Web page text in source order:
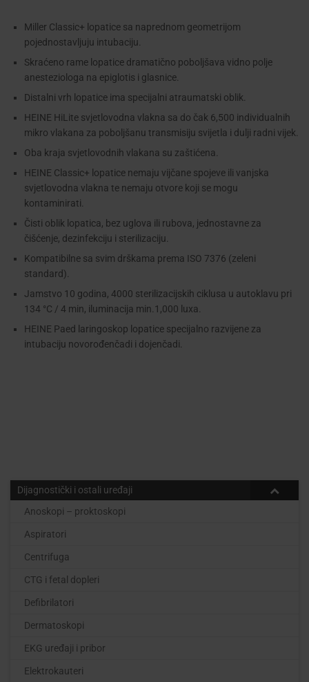
Miller Classic+ lopatice sa naprednom geometrijom
pojednostavljuju intubaciju.
Skraćeno rame lopatice dramatično poboljšava vidno polje
anesteziologa na epiglotis i glasnice.
Distalni vrh lopatice ima specijalni atraumatski oblik.
HEINE HiLite svjetlovodna vlakna sa do čak 6,500 individualnih
mikro vlakana za poboljšanu transmisiju svijetla i dulji radni vijek.
Oba kraja svjetlovodnih vlakana su zaštićena.
HEINE Classic+ lopatice nemaju vijčane spojeve ili vanjska
svjetlovodna vlakna te nemaju otvore koji se mogu
kontaminirati.
Čisti oblik lopatica, bez uglova ili rubova, jednostavne za
čišćenje, dezinfekciju i sterilizaciju.
Kompatibilne sa svim drškama prema ISO 7376 (zeleni
standard).
Jamstvo 10 godina, 4000 sterilizacijskih ciklusa u autoklavu pri
134 °C / 4 min, iluminacija min.1,000 luxa.
HEINE Paed laringoskop lopatice specijalno razvijene za
intubaciju novorođenčadi i dojenčadi.
Dijagnostički i ostali uređaji
Anoskopi – proktoskopi
Aspiratori
Centrifuga
CTG i fetal dopleri
Defibrilatori
Dermatoskopi
EKG uređaji i pribor
Elektrokauteri